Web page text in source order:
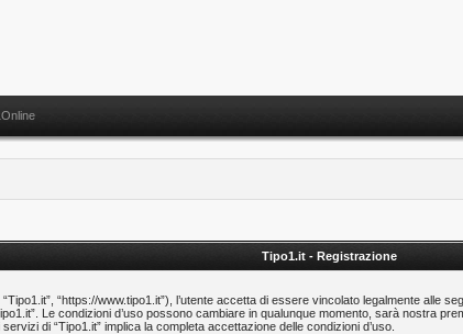
Tipo1.it - Registrazione
“Tipo1.it”, “https://www.tipo1.it”), l’utente accetta di essere vincolato legalmente alle
Le condizioni d’uso possono cambiare in qualunque momento, sarà nostra
di “Tipo1.it” implica la completa accettazione delle condizioni d’uso.